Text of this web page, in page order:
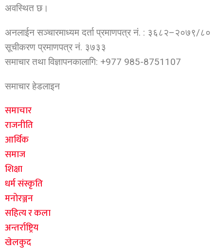
अवस्थित छ।
अनलाईन सञ्चारमाध्यम दर्ता प्रमाणपत्र नं. : ३६८२–२०७९/८०
सूचीकरण प्रमाणपत्र नं. ३७३३
समाचार तथा विज्ञापनकालागि: +977 985-8751107
समाचार हेडलाइन
समाचार
राजनीति
आर्थिक
समाज
शिक्षा
धर्म संस्कृति
मनोरञ्जन
सहित्य र कला
अन्तर्राष्ट्रिय
खेलकुद